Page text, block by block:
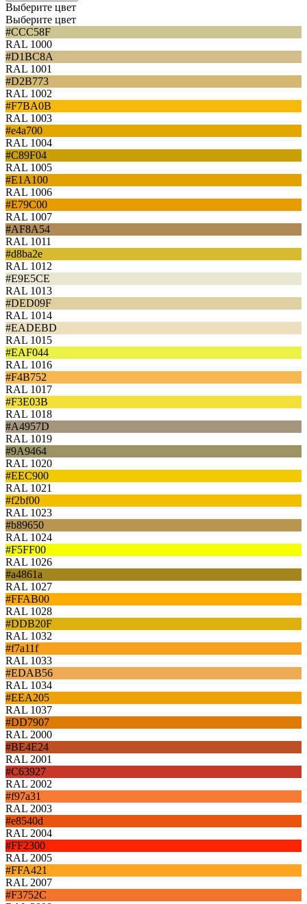
Выберите цвет
Выберите цвет
#CCC58F
RAL 1000
#D1BC8A
RAL 1001
#D2B773
RAL 1002
#F7BA0B
RAL 1003
#e4a700
RAL 1004
#C89F04
RAL 1005
#E1A100
RAL 1006
#E79C00
RAL 1007
#AF8A54
RAL 1011
#d8ba2e
RAL 1012
#E9E5CE
RAL 1013
#DED09F
RAL 1014
#EADEBD
RAL 1015
#EAF044
RAL 1016
#F4B752
RAL 1017
#F3E03B
RAL 1018
#A4957D
RAL 1019
#9A9464
RAL 1020
#EEC900
RAL 1021
#f2bf00
RAL 1023
#b89650
RAL 1024
#F5FF00
RAL 1026
#a4861a
RAL 1027
#FFAB00
RAL 1028
#DDB20F
RAL 1032
#f7a11f
RAL 1033
#EDAB56
RAL 1034
#EEA205
RAL 1037
#DD7907
RAL 2000
#BE4E24
RAL 2001
#C63927
RAL 2002
#f97a31
RAL 2003
#e8540d
RAL 2004
#FF2300
RAL 2005
#FFA421
RAL 2007
#F3752C